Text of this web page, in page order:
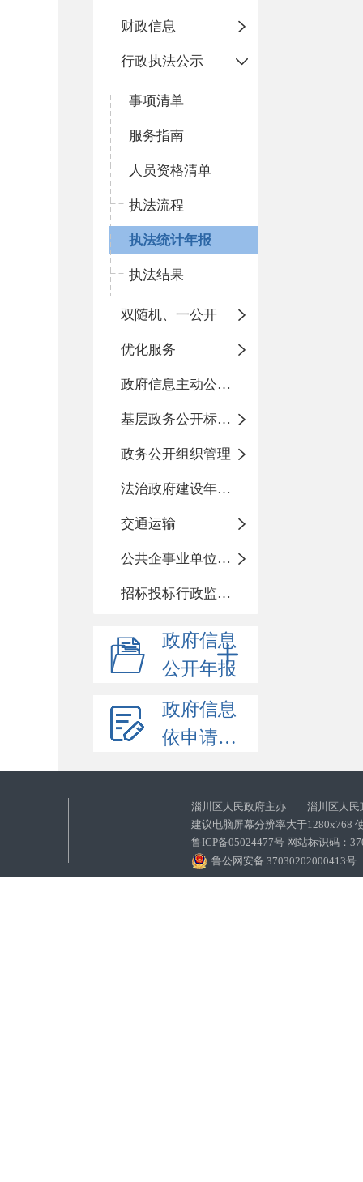
财政信息
行政执法公示
事项清单
服务指南
人员资格清单
执法流程
执法统计年报
执法结果
双随机、一公开
优化服务
政府信息主动公开基本目录
基层政务公开标准化目录
政务公开组织管理
法治政府建设年度报告
交通运输
公共企事业单位信息公开
招标投标行政监督责任清单
政府信息
公开年报
政府信息
依申请公开
淄川区人民政府主办 淄川区人民
建议电脑屏幕分辨率大于1280x768
鲁ICP备05024477号 网站标识码：
鲁公网安备 37030202000413号